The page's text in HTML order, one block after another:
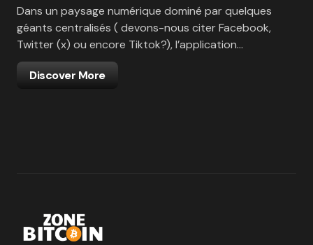
Dans un paysage numérique dominé par quelques
géants centralisés ( devons-nous citer Facebook,
Twitter (x) ou encore Tiktok?), l’application…
Discover More